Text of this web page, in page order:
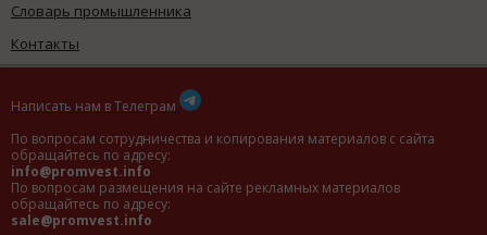
Словарь промышленника
Контакты
Написать нам в Телеграм
По вопросам сотрудничества и копирования материалов с сайта
обращайтесь по адресу:
info@promvest.info
По вопросам размещения на сайте рекламных материалов
обращайтесь по адресу:
sale@promvest.info